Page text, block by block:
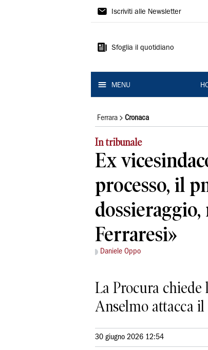
La
Ferrara
Iscriviti alle Newsletter
Sfoglia il quotidiano
MENU
Ferrara Cronaca
In tribunale
Ex
processo, il
Ferraresi»
Daniele Oppo
La Procura chiede
Anselmo attacca
30 giugno 2026 12:54